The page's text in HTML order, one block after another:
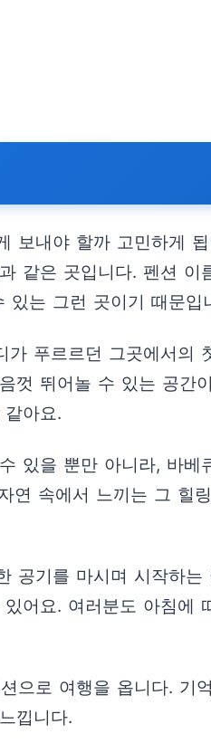
내야 할까 고민하게
같은 곳입니다. 펜션
있는 그런 곳이기 때문입
푸르르던 그곳에서의
껏 뛰어놀 수 있는 공간
아요.
있을 뿐만 아니라, 바
연 속에서 느끼는 그 힐
기를 마시며 시작하
어요. 여러분도 아침에
으로 여행을 옵니다. 기
낍니다.